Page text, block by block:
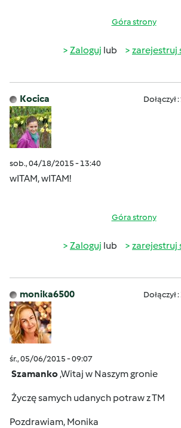
Góra strony
Zaloguj lub zarejestruj
Kocica Dołączył
sob., 04/18/2015 - 13:40
wITAM, wITAM!
Góra strony
Zaloguj lub zarejestruj
monika6500 Dołączył
śr., 05/06/2015 - 09:07
Szamanko ,Witaj w Naszym gronie
Życzę samych udanych potraw z TM
Pozdrawiam, Monika